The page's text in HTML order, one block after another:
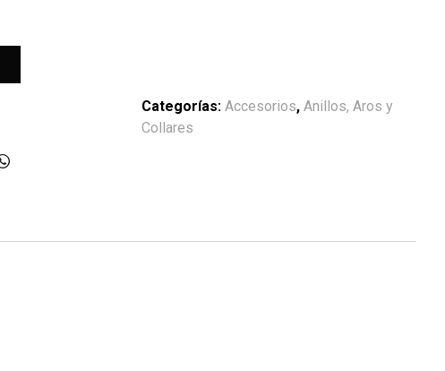
Categorías: Accesorios, Anillos, Aros y
Collares